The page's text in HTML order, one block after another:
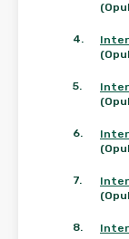
4.
5.
6.
7.
8.